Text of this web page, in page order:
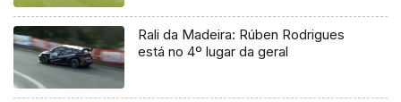
Rali da Madeira: Rúben Rodrigues
está no 4º lugar da geral